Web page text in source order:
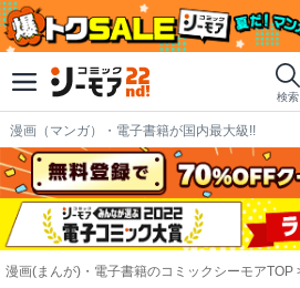
検索
漫画（マンガ）・電子書籍が国内最大級!!
漫画(まんが)・電子書籍のコミックシーモアTOP